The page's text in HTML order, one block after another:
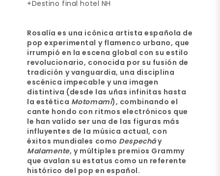
+Destino final hotel NH
Rosalía es una icónica artista española de
pop experimental y flamenco urbano, que
irrumpió en la escena global con su estilo
revolucionario, conocida por su fusión de
tradición y vanguardia, una disciplina
escénica impecable y una imagen
distintiva (desde las uñas infinitas hasta
la estética Motomami), combinando el
cante hondo con ritmos electrónicos que
le han valido ser una de las figuras más
influyentes de la música actual, con
éxitos mundiales como Despecháy
Malamente, y múltiples premios Grammy
que avalan su estatus como un referente
histórico del pop en español.